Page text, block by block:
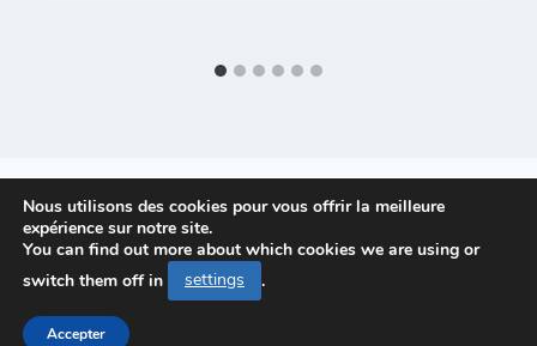
© 2026 PAROISSE-ARLES - Theme WordPress
parKadence WP
Nous utilisons des cookies pour vous offrir la meilleure
expérience sur notre site.
You can find out more about which cookies we are using or
switch them off in
settings .
Accepter